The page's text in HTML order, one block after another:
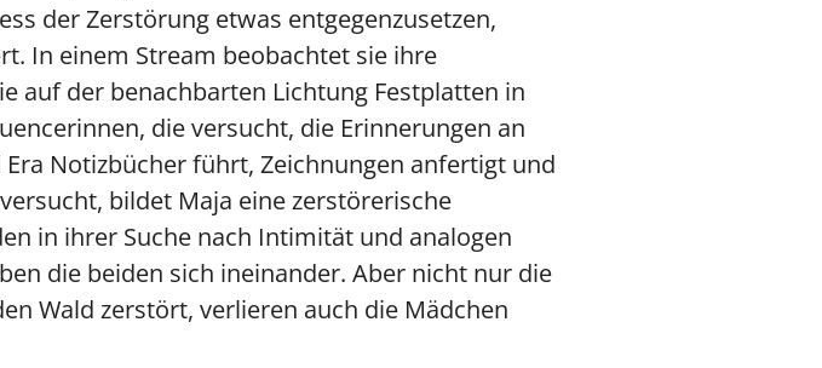
der Zerstörung etwas entgegenzusetzen,
In einem Stream beobachtet sie ihre
auf der benachbarten Lichtung Festplatten in
die versucht, die Erinnerungen an
Notizbücher führt, Zeichnungen anfertigt und
bildet Maja eine zerstörerische
in ihrer Suche nach Intimität und analogen
die beiden sich ineinander. Aber nicht nur die
Wald zerstört, verlieren auch die Mädchen